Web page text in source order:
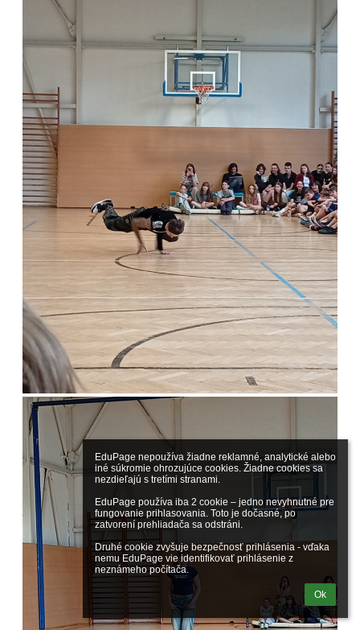
EduPage nepoužíva žiadne reklamné, analytické alebo
iné súkromie ohrozujúce cookies. Žiadne cookies sa
nezdieľajú s tretími stranami.
EduPage používa iba 2 cookie – jedno nevyhnutné pre
fungovanie prihlasovania. Toto je dočasné, po
zatvorení prehliadača sa odstráni.
Druhé cookie zvyšuje bezpečnosť prihlásenia - vďaka
nemu EduPage vie identifikovať prihlásenie z
neznámeho počítača.
Ok